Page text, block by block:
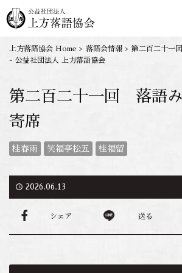
上方落語協会 Home > 落語会情報 > 第二百二十一
- 公益社団法人 上方落語協会
第二百二十一回 落語
寄席
桂春雨 笑福亭松五 桂福留
access_time 2026.06.13
シェア 送る